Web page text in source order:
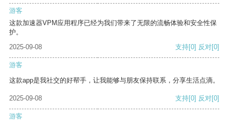
游客
这款加速器VPM应用程序已经为我们带来了无限的流畅体验和安全性保
护。
2025-09-08
支持[0] 反对[0]
游客
这款app是我社交的好帮手，让我能够与朋友保持联系，分享生活点滴。
2025-09-08 支持[0] 反对[0]
游客